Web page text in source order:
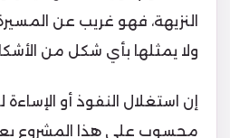
النزيهة، فهو غريب عن
ولا يمثلها بأي شكل من
إن استغلال النفوذ أو
محسوب على هذا المشروع